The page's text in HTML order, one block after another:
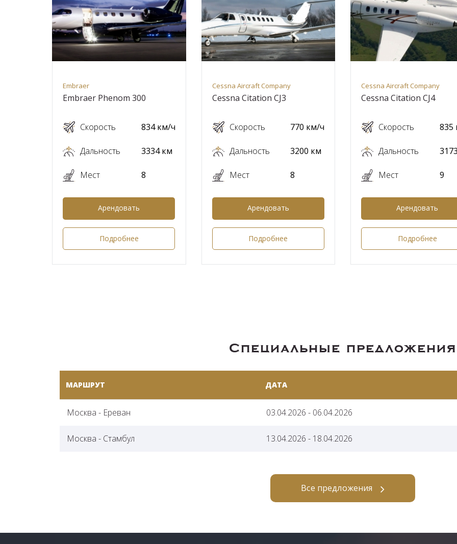
Embraer
Embraer Phenom 300
Скорость
Дальность
Мест
834 км/ч
3334 км
8
Арендовать
Подробнее
Cessna Aircraft Company
Cessna Citation CJ3
Скорость
Дальность
Мест
770 км/ч
3200 км
8
Арендовать
Подробнее
Cessna Aircraft Company
Cessna Citation CJ4
Скорость
Дальность
Мест
835
9
Арендовать
Подробнее
Специальные предложения
МАРШРУТ ДАТА
Москва - Ереван 03.04.2026 - 06.04.2026
Москва - Стамбул 13.04.2026 - 18.04.2026
Все предложения